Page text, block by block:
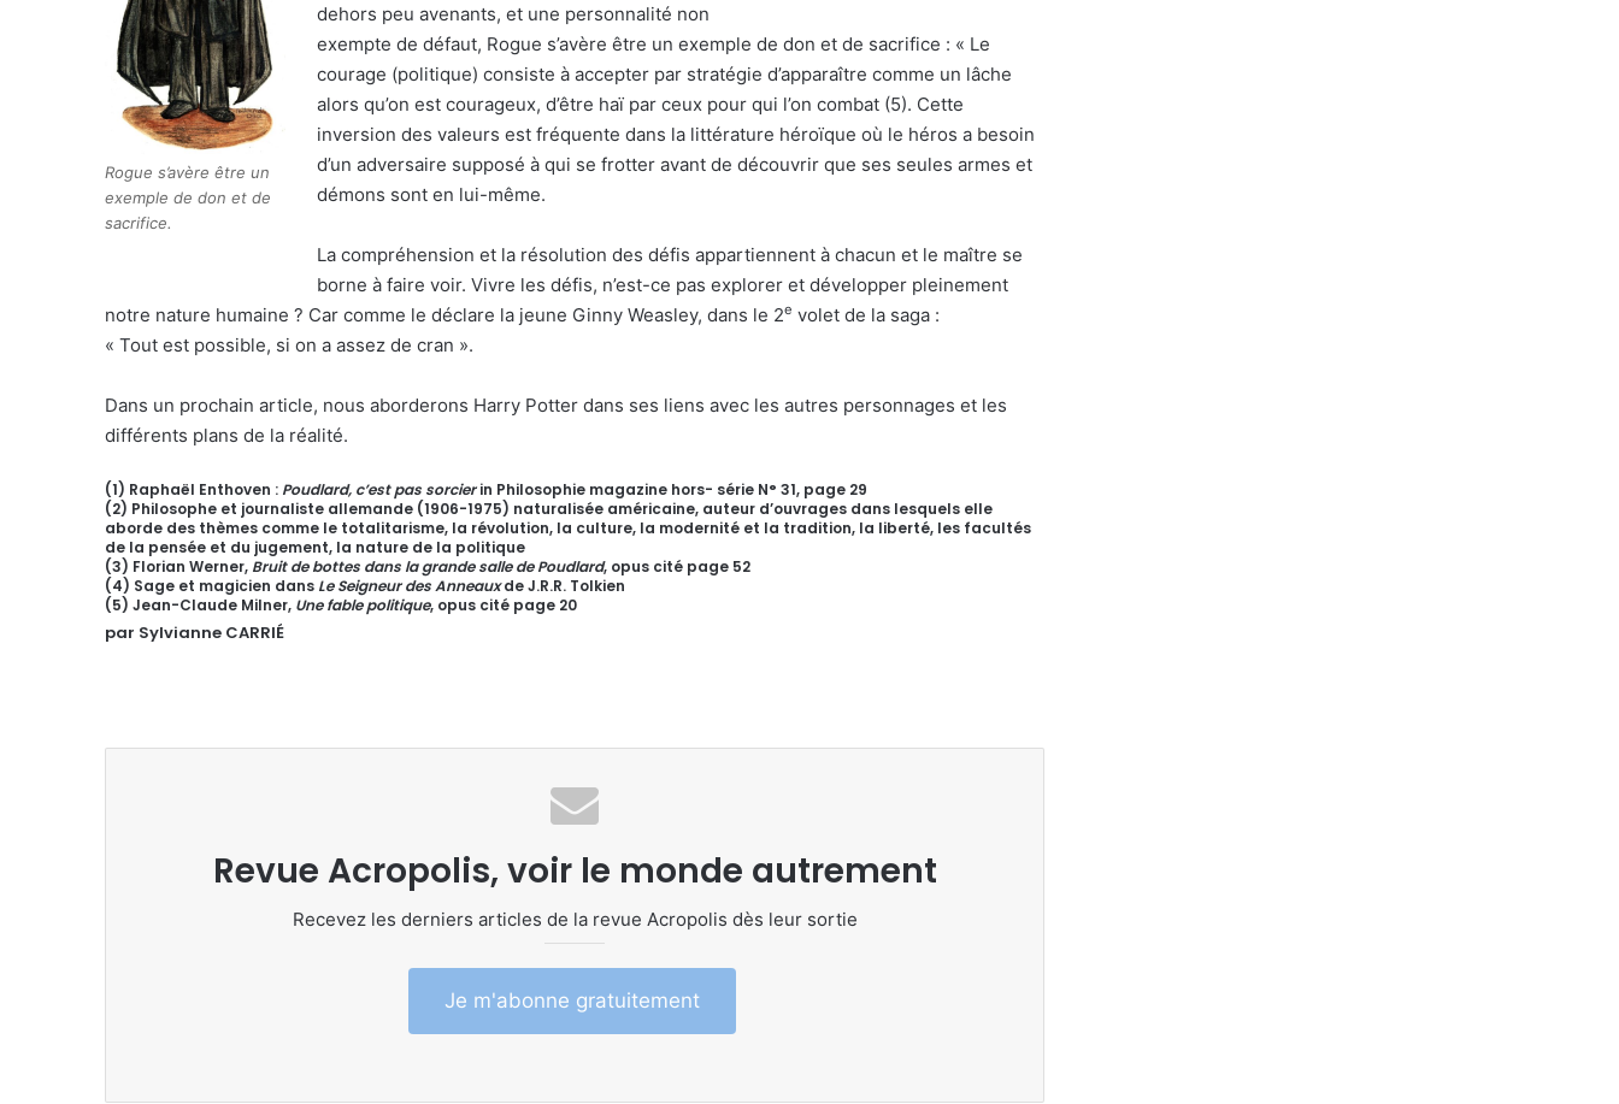
Rogue s’avère être un
exemple de don et de
sacrifice.
dehors peu avenants, et une personnalité non
exempte de défaut, Rogue s’avère être un exemple de don et de sacrifice : « Le
courage (politique) consiste à accepter par stratégie d’apparaître comme un lâche
alors qu’on est courageux, d’être haï par ceux pour qui l’on combat (5). Cette
inversion des valeurs est fréquente dans la littérature héroïque où le héros a besoin
d’un adversaire supposé à qui se frotter avant de découvrir que ses seules armes et
démons sont en lui-même.
La compréhension et la résolution des défis appartiennent à chacun et le maître se
borne à faire voir. Vivre les défis, n’est-ce pas explorer et développer pleinement
notre nature humaine ? Car comme le déclare la jeune Ginny Weasley, dans le 2e volet de la saga :
« Tout est possible, si on a assez de cran ».
Dans un prochain article, nous aborderons Harry Potter dans ses liens avec les autres personnages et les
différents plans de la réalité.
(1) Raphaël Enthoven : Poudlard, c’est pas sorcierin Philosophie magazine hors- série N° 31, page 29
(2) Philosophe et journaliste allemande (1906-1975) naturalisée américaine, auteur d’ouvrages dans lesquels elle
aborde des thèmes comme le totalitarisme, la révolution, la culture, la modernité et la tradition, la liberté, les facultés
de la pensée et du jugement, la nature de la politique
(3) Florian Werner, Bruit de bottes dans la grande salle de Poudlard, opus cité page 52
(4) Sage et magicien dans Le Seigneur des Anneauxde J.R.R. Tolkien
(5) Jean-Claude Milner, Une fable politique, opus cité page 20
par Sylvianne CARRIÉ
Revue Acropolis, voir le monde autrement
Recevez les derniers articles de la revue Acropolis dès leur sortie
Je m'abonne gratuitement